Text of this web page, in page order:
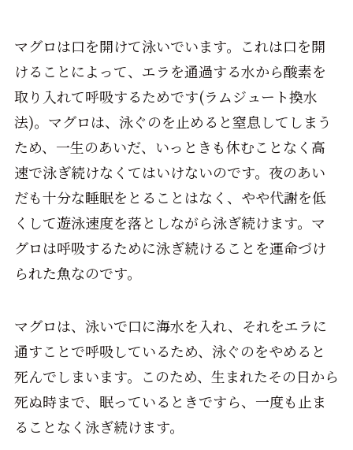
マグロは口を開けて泳いでいます。これは口を開
けることによって、エラを通過する水から酸素を
取り入れて呼吸するためです(ラムジュート換水
法)。マグロは、泳ぐのを止めると窒息してしまう
ため、一生のあいだ、いっときも休むことなく高
速で泳ぎ続けなくてはいけないのです。夜のあい
だも十分な睡眠をとることはなく、やや代謝を低
くして遊泳速度を落としながら泳ぎ続けます。マ
グロは呼吸するために泳ぎ続けることを運命づけ
られた魚なのです。
マグロは、泳いで口に海水を入れ、それをエラに
通すことで呼吸しているため、泳ぐのをやめると
死んでしまいます。このため、生まれたその日から
死ぬ時まで、眠っているときですら、一度も止ま
ることなく泳ぎ続けます。